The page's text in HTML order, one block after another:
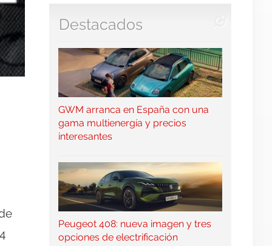
Destacados
GWM arranca en España con una
gama multienergía y precios
interesantes
Peugeot 408: nueva imagen y tres
opciones de electrificación